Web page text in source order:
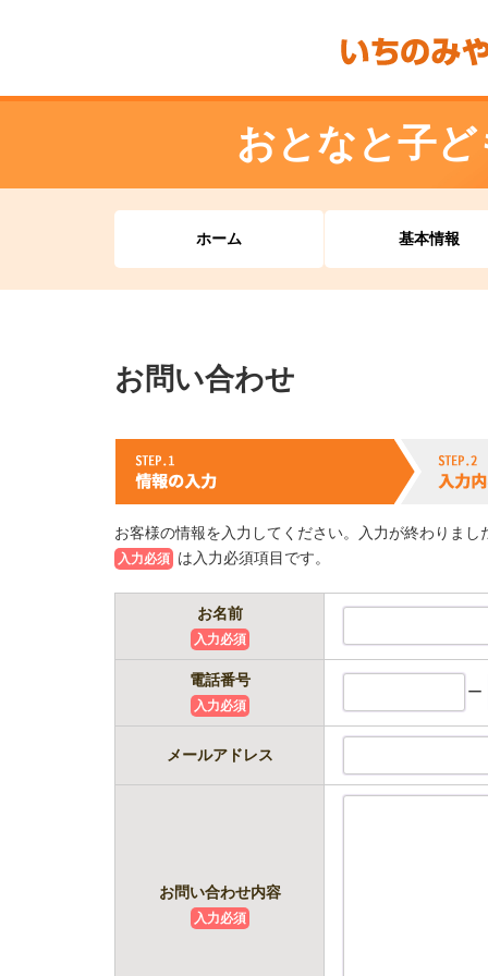
おとなと子
ホーム 基本情報
お問い合わせ
お客様の情報を入力してください。入力が終わりま
入力必須 は入力必須項目です。
お名前
入力必須
電話番号
入力必須
ー
メールアドレス
お問い合わせ内容
入力必須